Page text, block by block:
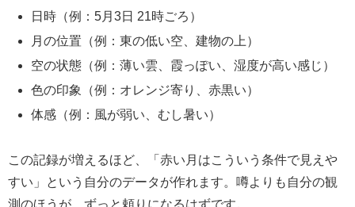
日時（例：5月3日 21時ごろ）
月の位置（例：東の低い空、建物の上）
空の状態（例：薄い雲、霞っぽい、湿度が高い感じ）
色の印象（例：オレンジ寄り、赤黒い）
体感（例：風が弱い、むし暑い）
この記録が増えるほど、「赤い月はこういう条件で見えや
すい」という自分のデータが作れます。噂よりも自分の観